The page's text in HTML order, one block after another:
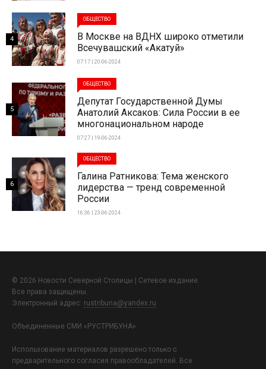
ОБЩЕСТВО
В Москве на ВДНХ широко отметили
Всечувашский «Акатуй»
07:17 | 20-06-2024
4
ОБЩЕСТВО
Депутат Государственной Думы
Анатолий Аксаков: Сила России в ее
многонациональном народе
07:27 | 19-06-2024
5
ОБЩЕСТВО
Галина Ратникова: Тема женского
лидерства — тренд современной
России
16:36 | 23-06-2024
6
© 2026 Новости Северной Столицы | Сетевое издание.
Все права защищены.
Электронный адрес: rustribuna@yandex.ru
Объединенные СМИ «РУСТРИБУНА»
Использование материалов разрешено только с
предварительного согласия правообладателей. Все